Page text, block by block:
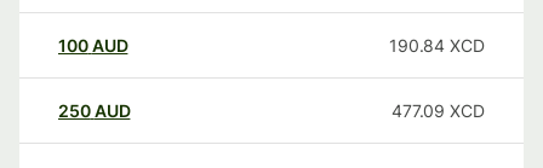
100AUD 190.84 XCD
250AUD 477.09 XCD